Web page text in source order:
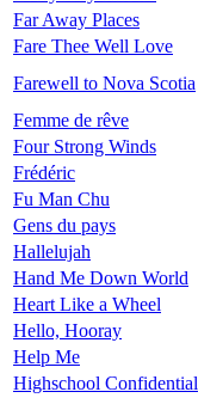
Far Away Places
Fare Thee Well Love
Farewell to Nova Scotia
Femme de rêve
Four Strong Winds
Frédéric
Fu Man Chu
Gens du pays
Hallelujah
Hand Me Down World
Heart Like a Wheel
Hello, Hooray
Help Me
Highschool Confidential